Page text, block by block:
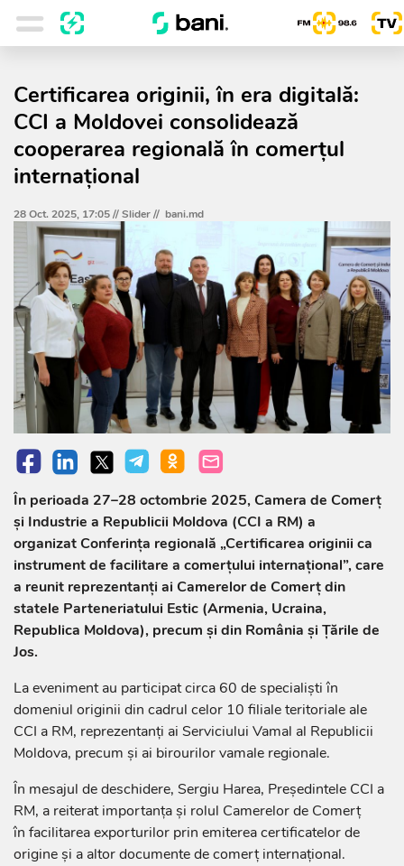
Certificarea originii, în era digitală:
CCI a Moldovei consolidează
cooperarea regională în comerțul
internațional
28 Oct. 2025, 17:05 //Slider// bani.md
În perioada 27–28 octombrie 2025, Camera de Comerț
și Industrie a Republicii Moldova (CCI a RM) a
organizat Conferința regională „Certificarea originii ca
instrument de facilitare a comerțului internațional”, care
a reunit reprezentanți ai Camerelor de Comerț din
statele Parteneriatului Estic (Armenia, Ucraina,
Republica Moldova), precum și din România și Țările de
Jos.
La eveniment au participat circa 60 de specialiști în
domeniul originii din cadrul celor 10 filiale teritoriale ale
CCI a RM, reprezentanți ai Serviciului Vamal al Republicii
Moldova, precum și ai birourilor vamale regionale.
În mesajul de deschidere, Sergiu Harea, Președintele CCI a
RM, a reiterat importanța și rolul Camerelor de Comerț
în facilitarea exporturilor prin emiterea certificatelor de
origine și a altor documente de comerț internațional.